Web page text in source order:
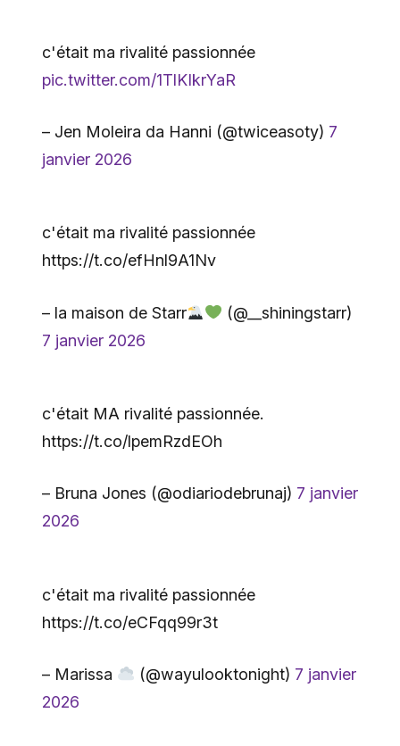
c'était ma rivalité passionnée
pic.twitter.com/1TlKIkrYaR
– Jen Moleira da Hanni (@twiceasoty) 7
janvier 2026
c'était ma rivalité passionnée
https://t.co/efHnl9A1Nv
– la maison de Starr
(@__shiningstarr)
7 janvier 2026
c'était MA rivalité passionnée.
https://t.co/lpemRzdEOh
– Bruna Jones (@odiariodebrunaj) 7 janvier
2026
c'était ma rivalité passionnée
https://t.co/eCFqq99r3t
– Marissa (@wayulooktonight) 7 janvier
2026